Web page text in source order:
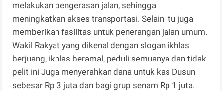
melakukan pengerasan jalan, sehingga
meningkatkan akses transportasi. Selain itu juga
memberikan fasilitas untuk penerangan jalan umum.
Wakil Rakyat yang dikenal dengan slogan ikhlas
berjuang, ikhlas beramal, peduli semuanya dan tidak
pelit ini Juga menyerahkan dana untuk kas Dusun
sebesar Rp 3 juta dan bagi grup senam Rp 1 juta.